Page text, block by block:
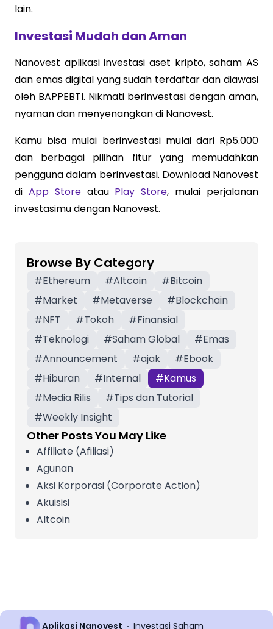
lain.
Investasi Mudah dan Aman
Nanovest aplikasi investasi aset kripto, saham AS
dan emas digital yang sudah terdaftar dan diawasi
oleh BAPPEBTI. Nikmati berinvestasi dengan aman,
nyaman dan menyenangkan di Nanovest.
Kamu bisa mulai berinvestasi mulai dari Rp5.000
dan berbagai pilihan fitur yang memudahkan
pengguna dalam berinvestasi. Download Nanovest
di App Storeatau Play Store, mulai perjalanan
investasimu dengan Nanovest.
Browse By Category
#Ethereum #Altcoin #Bitcoin
#Market #Metaverse #Blockchain
#NFT #Tokoh #Finansial
#Teknologi #Saham Global #Emas
#Announcement #ajak #Ebook
#Hiburan #Internal #Kamus
#Media Rilis #Tips dan Tutorial
#Weekly Insight
Other Posts You May Like
Affiliate (Afiliasi)
Agunan
Aksi Korporasi (Corporate Action)
Akuisisi
Altcoin
Aplikasi Nanovest Investasi Saham